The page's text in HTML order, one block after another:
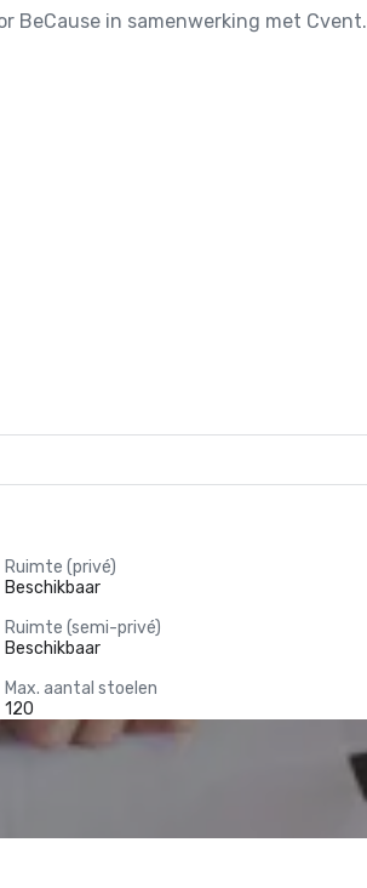
BeCause in samenwerking met Cvent.
Ruimte (privé)
Beschikbaar
Ruimte (semi-privé)
Beschikbaar
Max. aantal stoelen
120